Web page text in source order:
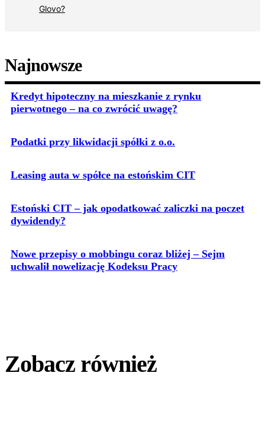
Glovo?
Najnowsze
Kredyt hipoteczny na mieszkanie z rynku
pierwotnego – na co zwrócić uwagę?
Podatki przy likwidacji spółki z o.o.
Leasing auta w spółce na estońskim CIT
Estoński CIT – jak opodatkować zaliczki na poczet
dywidendy?
Nowe przepisy o mobbingu coraz bliżej – Sejm
uchwalił nowelizację Kodeksu Pracy
Zobacz również